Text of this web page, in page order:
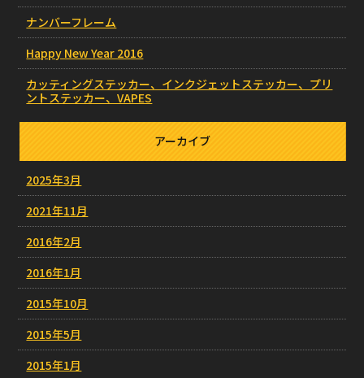
ナンバーフレーム
Happy New Year 2016
カッティングステッカー、インクジェットステッカー、プリ
ントステッカー、VAPES
アーカイブ
2025年3月
2021年11月
2016年2月
2016年1月
2015年10月
2015年5月
2015年1月